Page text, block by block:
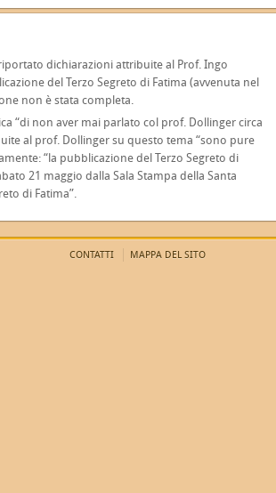
dichiarazioni attribuite al Prof. Ingo
del Terzo Segreto di Fatima (avvenuta nel
non è stata completa.
“di non aver mai parlato col prof. Dollinger circa
al prof. Dollinger su questo tema “sono pure
“la pubblicazione del Terzo Segreto di
21 maggio dalla Sala Stampa della Santa
di Fatima”.
CONTATTI MAPPA DEL SITO